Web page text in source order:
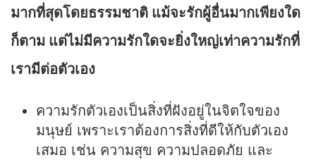
มากที่สุดโดยธรรมชาติ แม้จะรักผู้อื่นมากเพียงใด
ก็ตาม แต่ไม่มีความรักใดจะยิ่งใหญ่เท่าความรักที่
เรามีต่อตัวเอง
ความรักตัวเองเป็นสิ่งที่ฝังอยู่ในจิตใจของ
มนุษย์ เพราะเราต้องการสิ่งที่ดีให้กับตัวเอง
เสมอ เช่น ความสุข ความปลอดภัย และ